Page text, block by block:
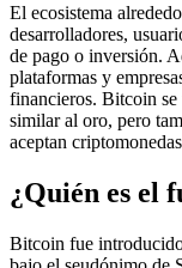
El ecosistema
desarrolladores,
de pago o inversión.
plataformas y
financieros. Bitcoin se
similar al oro, pero
aceptan
¿Quién es el
Bitcoin fue